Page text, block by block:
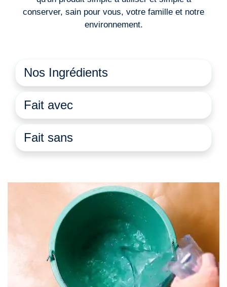
conserver, sain pour vous, votre famille et notre
environnement.
Nos Ingrédients
Fait avec
Fait sans